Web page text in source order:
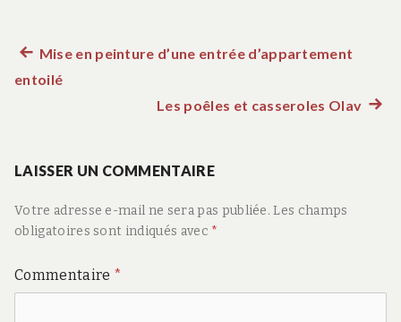
Navigation
Article
précédent :
Mise en peinture d’une entrée d’appartement
entoilé
Les poêles et casseroles Olav
LAISSER UN COMMENTAIRE
Votre adresse e-mail ne sera pas publiée. Les champs
obligatoires sont indiqués avec *
Commentaire *